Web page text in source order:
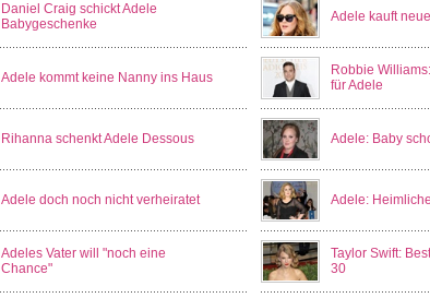
Daniel Craig schickt Adele
Babygeschenke
Adele kauft
Adele kommt keine Nanny ins Haus
Robbie
für Adele
Rihanna schenkt Adele Dessous Adele: Baby
Adele doch noch nicht verheiratet Adele:
Adeles Vater will "noch eine
Chance"
Taylor Swift:
30